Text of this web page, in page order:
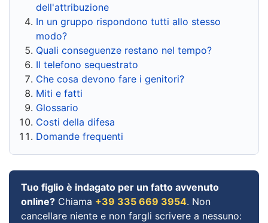
dell'attribuzione
In un gruppo rispondono tutti allo stesso
modo?
Quali conseguenze restano nel tempo?
Il telefono sequestrato
Che cosa devono fare i genitori?
Miti e fatti
Glossario
Costi della difesa
Domande frequenti
Tuo figlio è indagato per un fatto avvenuto
online? Chiama +39 335 669 3954. Non
cancellare niente e non fargli scrivere a nessuno: